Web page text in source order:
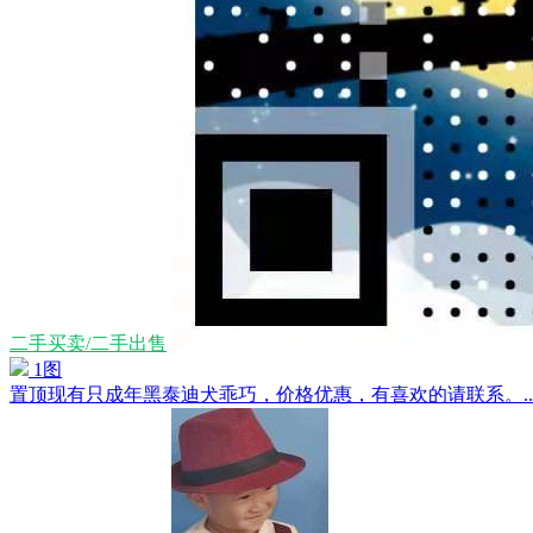
二手买卖/二手出售
1图
置顶现有只成年黑泰迪犬乖巧，价格优惠，有喜欢的请联系。